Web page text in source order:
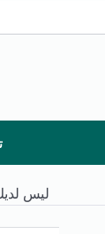
ليس